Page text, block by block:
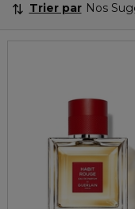
Trier par Nos